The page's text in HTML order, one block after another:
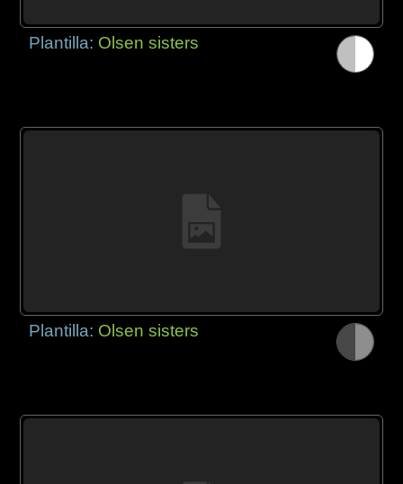
Plantilla: Olsen sisters
Plantilla: Olsen sisters